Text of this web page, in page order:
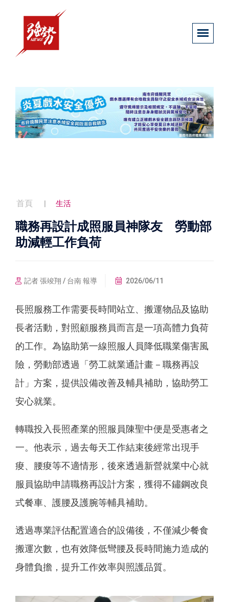
首頁 生活
職務再設計成照服員神隊友 勞動部
助減輕工作負荷
記者 張竣翔 / 台南 報導 2026/06/11
長照服務工作需要長時間站立、搬運物品及協助
長者活動，對照顧服務員而言是一項高體力負荷
的工作。為協助第一線照服人員降低職業傷害風
險，勞動部透過「勞工就業通計畫－職務再設
計」方案，提供設備改善及輔具補助，協助勞工
安心就業。
轉職投入長照產業的照服員陳聖中便是受惠者之
一。他表示，過去每天工作結束後經常出現手
痠、腰痠等不適情形，後來透過新營就業中心就
服員協助申請職務再設計方案，獲得不鏽鋼改良
式餐車、護腰及護腕等輔具補助。
透過專業評估配置適合的設備後，不僅減少餐食
搬運次數，也有效降低彎腰及長時間施力造成的
身體負擔，提升工作效率與照護品質。